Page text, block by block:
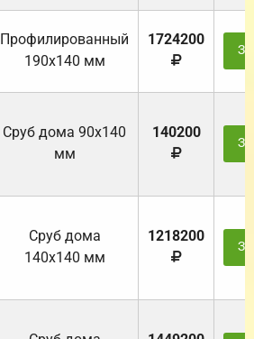
Профилированный
190х140 мм
1724200
Cруб дома 90x140
мм
140200
Cруб дома
140х140 мм
1218200